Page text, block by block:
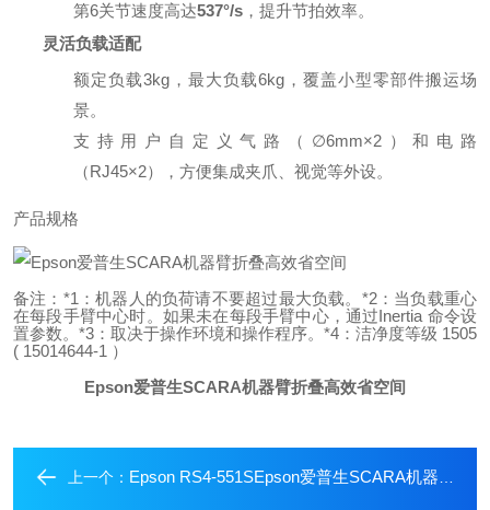
第6关节速度高达537°/s，提升节拍效率。
灵活负载适配
额定负载3kg，最大负载6kg，覆盖小型零部件搬运场
景。
支持用户自定义气路（∅6mm×2）和电路
（RJ45×2），方便集成夹爪、视觉等外设。
产品规格
备注： *1：机器人的负荷请不要超过最大负载。 *2：当负载重心
在每段手臂中心时。如果未在每段手臂中心，通过Inertia 命令设
置参数。 *3：取决于操作环境和操作程序。 *4：洁净度等级 1505
( 15014644-1 ）
Epson爱普生SCARA机器臂折叠高效省空间
上一个： Epson RS4-551SEpson爱普生SCARA机器臂高性能紧凑大作为